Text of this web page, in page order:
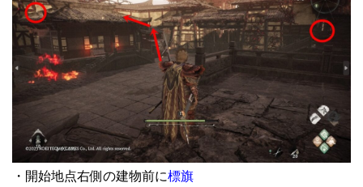
・開始地点右側の建物前に標旗